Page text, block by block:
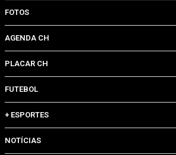
FOTOS
AGENDA CH
PLACAR CH
FUTEBOL
+ ESPORTES
NOTÍCIAS